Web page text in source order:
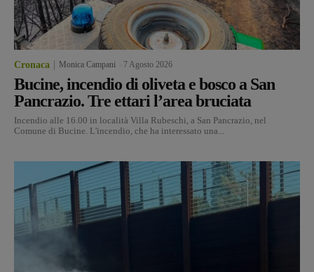
Cronaca Monica Campani 7 Agosto 2026
Bucine, incendio di oliveta e bosco a San
Pancrazio. Tre ettari l’area bruciata
Incendio alle 16.00 in località Villa Rubeschi, a San Pancrazio, nel
Comune di Bucine. L'incendio, che ha interessato una...